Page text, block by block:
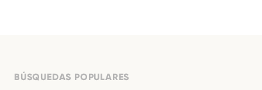
BÚSQUEDAS POPULARES